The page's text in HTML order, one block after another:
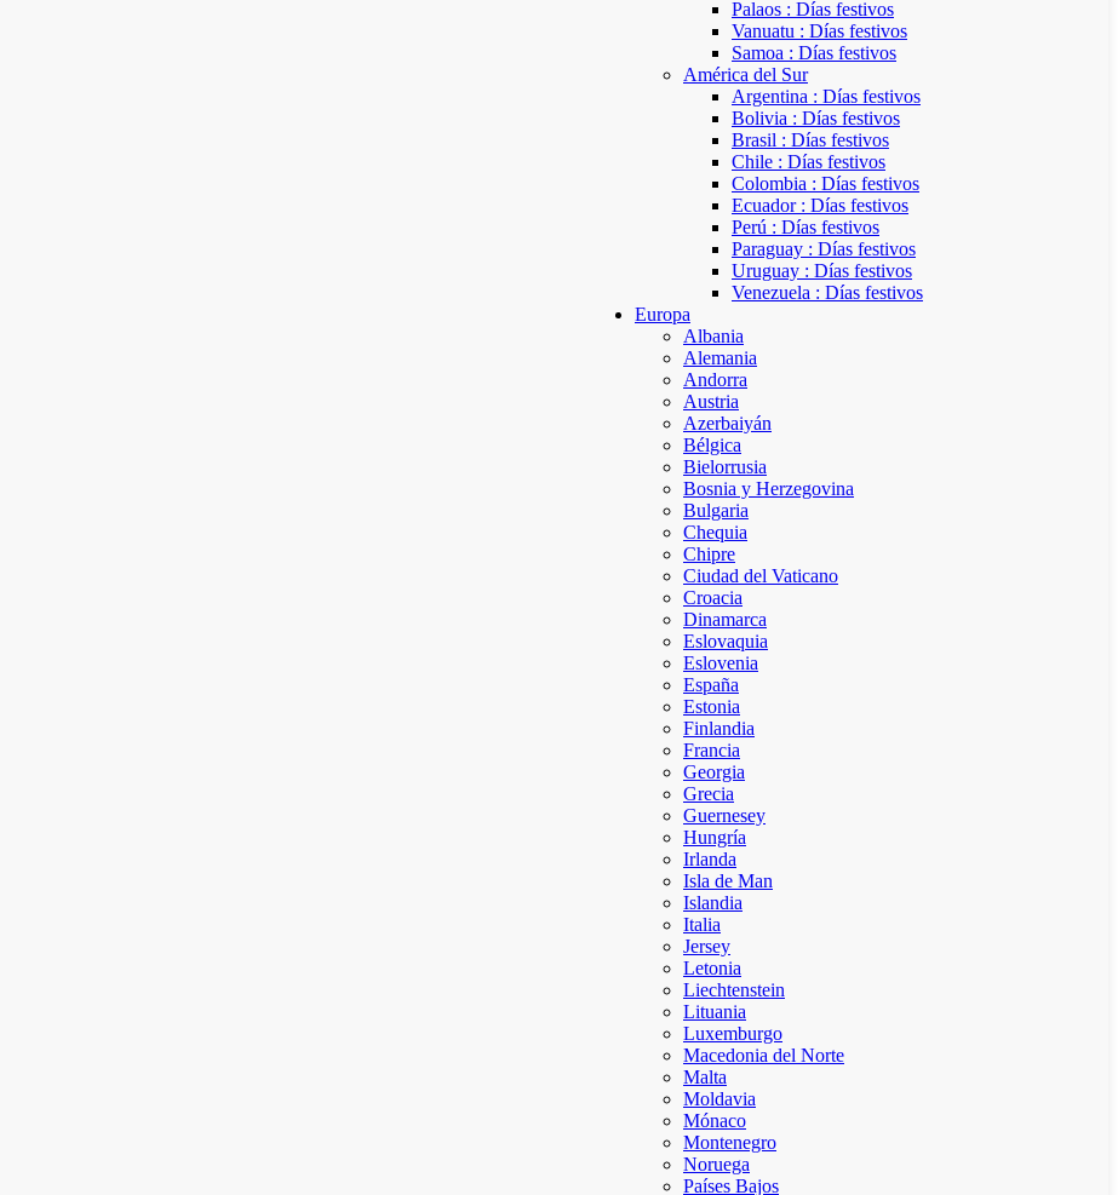
Palaos : Días festivos
Vanuatu : Días festivos
Samoa : Días festivos
América del Sur
Argentina : Días festivos
Bolivia : Días festivos
Brasil : Días festivos
Chile : Días festivos
Colombia : Días festivos
Ecuador : Días festivos
Perú : Días festivos
Paraguay : Días festivos
Uruguay : Días festivos
Venezuela : Días festivos
Europa
Albania
Alemania
Andorra
Austria
Azerbaiyán
Bélgica
Bielorrusia
Bosnia y Herzegovina
Bulgaria
Chequia
Chipre
Ciudad del Vaticano
Croacia
Dinamarca
Eslovaquia
Eslovenia
España
Estonia
Finlandia
Francia
Georgia
Grecia
Guernesey
Hungría
Irlanda
Isla de Man
Islandia
Italia
Jersey
Letonia
Liechtenstein
Lituania
Luxemburgo
Macedonia del Norte
Malta
Moldavia
Mónaco
Montenegro
Noruega
Países Bajos